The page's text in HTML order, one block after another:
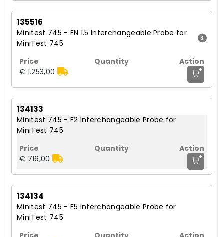
135516
Minitest 745 - FN 1.5 Interchangeable Probe for
MiniTest 745
€ 1.253,00 +
134133
Minitest 745 - F2 Interchangeable Probe for
MiniTest 745
€ 716,00 +
134134
Minitest 745 - F5 Interchangeable Probe for
MiniTest 745